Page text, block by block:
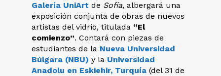
Galería UniArt de Sofía, albergará una
exposición conjunta de obras de nuevos
artistas del vidrio, titulada “El
comienzo”. Contará con piezas de
estudiantes de la Nueva Universidad
Búlgara (NBU) y la Universidad
Anadolu en Eskiehir, Turquía (del 31 de